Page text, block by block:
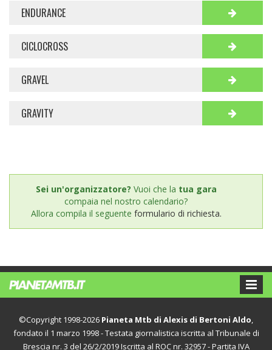
ENDURANCE
CICLOCROSS
GRAVEL
GRAVITY
Sei un'organizzatore? Vuoi che la tua gara
compaia nel nostro calendario?
Allora compila il seguente formulario di richiesta.
©Copyright 1998-2026 Pianeta Mtb di Alexis di Bertoni Aldo
fondato il 1 marzo 1998 - Testata giornalistica iscritta al Tribunale di
Brescia nr. 3 del 26/2/2019 Iscritta al ROC nr. 32957 - Partita IVA